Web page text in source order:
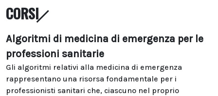
CORSI
Algoritmi di medicina di emergenza per le
professioni sanitarie
Gli algoritmi relativi alla medicina di emergenza
rappresentano una risorsa fondamentale per i
professionisti sanitari che, ciascuno nel proprio